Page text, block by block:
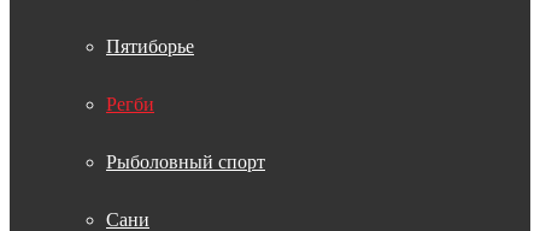
Пятиборье
Регби
Рыболовный спорт
Сани